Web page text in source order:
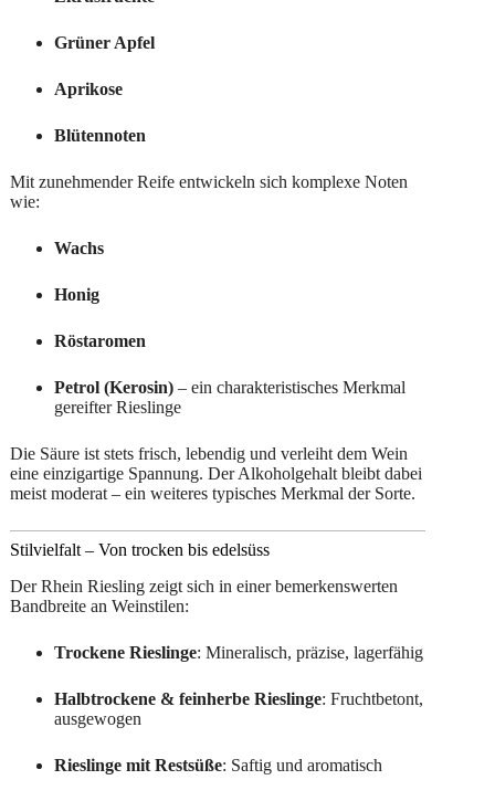
Grüner Apfel
Aprikose
Blütennoten
Mit zunehmender Reife entwickeln sich komplexe Noten
wie:
Wachs
Honig
Röstaromen
Petrol (Kerosin)– ein charakteristisches Merkmal
gereifter Rieslinge
Die Säure ist stets frisch, lebendig und verleiht dem Wein
eine einzigartige Spannung. Der Alkoholgehalt bleibt dabei
meist moderat – ein weiteres typisches Merkmal der Sorte.
Stilvielfalt – Von trocken bis edelsüss
Der Rhein Riesling zeigt sich in einer bemerkenswerten
Bandbreite an Weinstilen:
Trockene Rieslinge: Mineralisch, präzise, lagerfähig
Halbtrockene & feinherbe Rieslinge: Fruchtbetont,
ausgewogen
Rieslinge mit Restsüße: Saftig und aromatisch